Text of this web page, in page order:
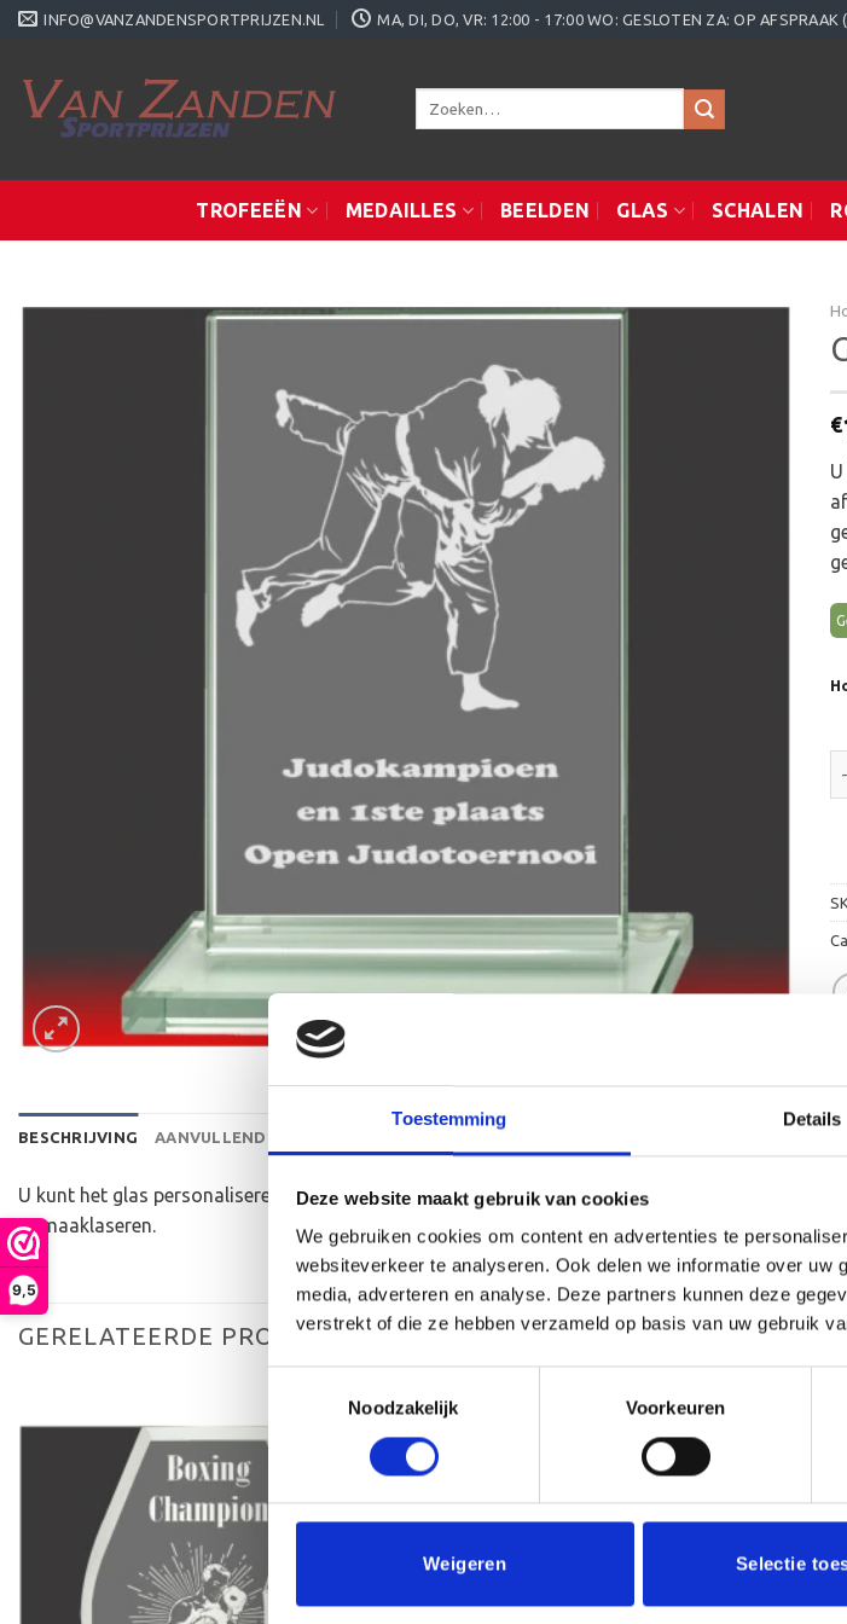
Toestemming Details
Deze website maakt gebruik van cookies
We gebruiken cookies om content en advertenties te
websiteverkeer te analyseren. Ook delen we informatie over
media, adverteren en analyse. Deze partners kunnen deze
verstrekt of die ze hebben verzameld op basis van uw gebruik
Noodzakelijk
Voorkeuren
Weigeren Selectie
9,5
Ga
INFO@VANZANDENSPORTPRIJZEN.NL MA, DI, DO, VR: 12:00 - 17:00 WO: GESLOTEN ZA: OP AFSPRAAK
Zoeken
TROFEEËN MEDAILLES BEELDEN GLAS SCHALEN
€
BESCHRIJVING AANVULLENDE INFORMATIE
U kunt het glas personaliseren naar eigen wensen met een afbeelding, logo of tekst. U kunt
opmaaklaseren.
GERELATEERDE PRODUCTEN
aan
verlanglijst
aan
verlanglijst